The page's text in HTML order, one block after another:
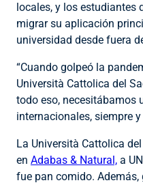
locales, y los
migrar su aplicación
universidad desde fuera
“Cuando golpeó la
Università Cattolica del
todo eso, necesitábamos
internacionales, siempre
La Università Cattolica
en Adabas & Natural, a
fue pan comido.